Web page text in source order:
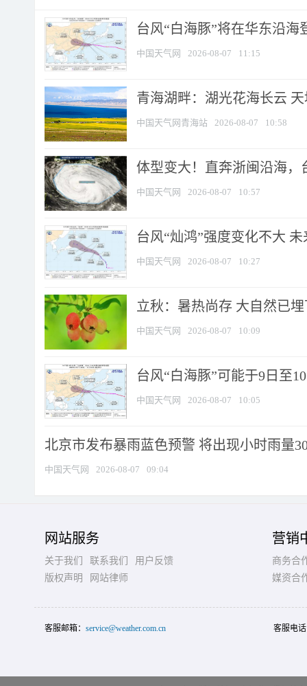
台风“白海豚”将在华东沿
中国天气网 2026-08-07 11:15
青海湖畔：湖光花海长云
中国天气网青海站 2026-08-07 10:58
体型变大！直奔浙闽沿海，
中国天气网 2026-08-07 10:57
台风“灿鸿”强度变化不大
中国天气网 2026-08-07 10:27
立秋：暑热尚存 大自然已
中国天气网 2026-08-07 10:09
台风“白海豚”可能于9日至
中国天气网 2026-08-07 10:05
北京市发布暴雨蓝色预警 将出现小时雨量
中国天气网 2026-08-07 09:04
网站服务
关于我们 联系我们
用户反馈
版权声明
网站律师
营销
商务合
媒资合
客服邮箱： service@weather.com.cn 客服电